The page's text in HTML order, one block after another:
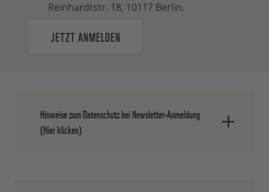
Reinhardtstr. 18, 10117 Berlin.
JETZT ANMELDEN
Hinweise zum Datenschutz bei Newsletter-Anmeldung
(Hier klicken)